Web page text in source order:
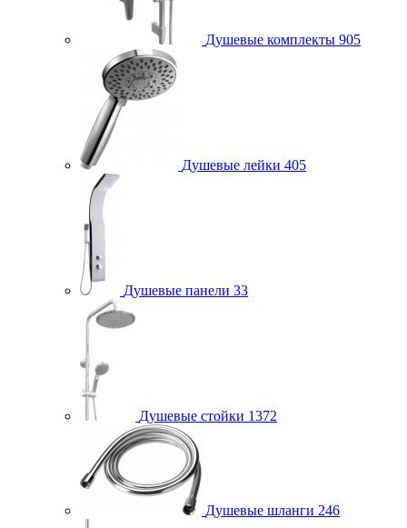
Душевые комплекты 905
Душевые лейки 405
Душевые панели 33
Душевые стойки 1372
Душевые шланги 246